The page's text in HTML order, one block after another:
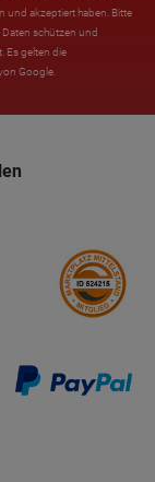
und akzeptiert haben. Bitte
Daten schützen und
Es gelten die
Google.